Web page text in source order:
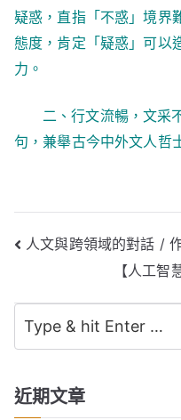
疑惑，直指「不惑」境界
態度，肯定「疑惑」可以
力。
二、行文流暢，文采
句，兼舉古今中外文人哲
文
導
覽
人文與跨領域的對話 /
【人工智
近期文章